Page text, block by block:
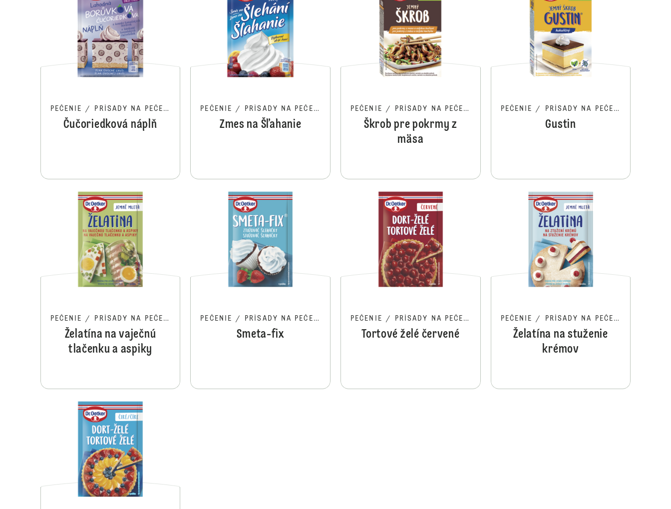
PEČENIE / PRÍSADY NA PEČENIE
Čučoriedková náplň
PEČENIE / PRÍSADY NA PEČENIE
Zmes na Šľahanie
PEČENIE / PRÍSADY NA PEČENIE
Škrob pre pokrmy z
mäsa
PEČENIE / PRÍSADY NA PEČENIE
Gustin
Želatína na vaječnú tlačenku a aspiky
PEČENIE / PRÍSADY NA PEČENIE
Želatína na vaječnú
tlačenku a aspiky
PEČENIE / PRÍSADY NA PEČENIE
Smeta-fix
PEČENIE / PRÍSADY NA PEČENIE
Tortové želé červené
PEČENIE / PRÍSADY NA PEČENIE
Želatína na stuženie
krémov